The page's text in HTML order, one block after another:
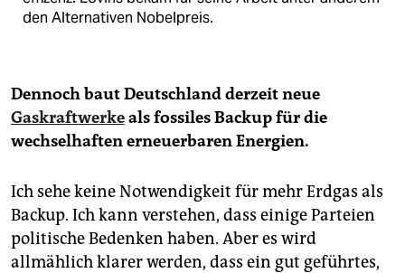
den Alter­nativen Nobelpreis.
Dennoch baut Deutschland derzeit neue
Gaskraftwerkeals fossiles Backup für die
wechselhaften erneuerbaren ­Energien.
Ich sehe keine Notwendigkeit für mehr Erdgas als
Backup. Ich kann verstehen, dass einige Parteien
politische Bedenken haben. Aber es wird
allmählich klarer werden, dass ein gut geführtes,